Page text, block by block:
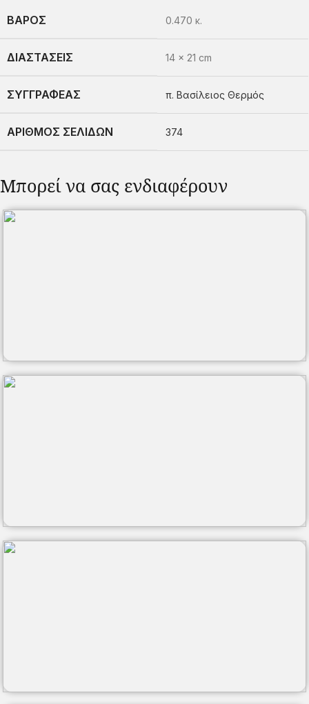
ΒΆΡΟΣ 0.470 κ.
ΔΙΑΣΤΆΣΕΙΣ 14 × 21 cm
ΣΥΓΓΡΑΦΈΑΣ π. Βασίλειος Θερμός
ΑΡΙΘΜΌΣ ΣΕΛΊΔΩΝ 374
Μπορεί να σας ενδιαφέρουν